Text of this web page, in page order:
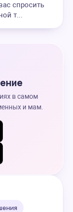
спросить
т...
в самом
и мам.